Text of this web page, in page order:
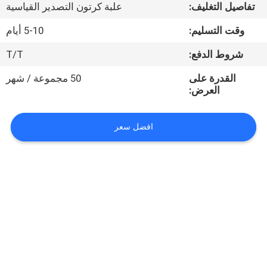
رقابة
جودة
اتصل
اطلب
تفاصيل التغليف:
علبة كرتون التصدير القياسية
وقت التسليم:
5-10 أيام
شروط الدفع:
T/T
القدرة على
العرض:
50 مجموعة / شهر
افضل سعر